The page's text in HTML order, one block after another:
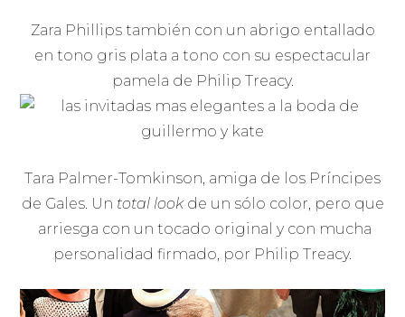
Zara Phillips también con un abrigo entallado
en tono gris plata a tono con su espectacular
pamela de Philip Treacy.
Tara Palmer-Tomkinson, amiga de los Príncipes
de Gales. Un total lookde un sólo color, pero que
arriesga con un tocado original y con mucha
personalidad firmado, por Philip Treacy.